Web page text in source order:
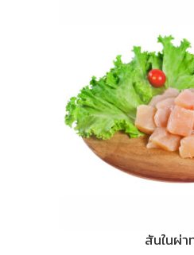
สันในผ่า